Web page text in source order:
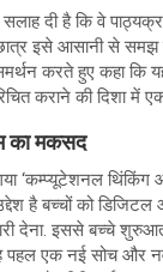
सलाह दी है कि वे
इसे आसानी से समझ
करते हुए कहा कि
कराने की दिशा में
का मकसद
‘कम्प्यूटेशनल थिंकिंग
है बच्चों को डिजिटल
देना. इससे बच्चे
पहल एक नई सोच और